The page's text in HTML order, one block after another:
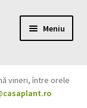
Meniu
vineri, între orele